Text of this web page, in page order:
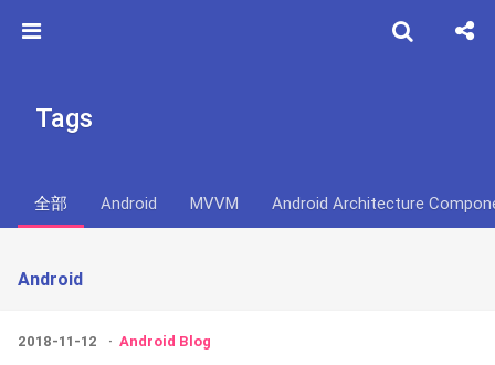
Tags
全部 Android MVVM Android Architecture
Android
2018-11-12 Android Blog